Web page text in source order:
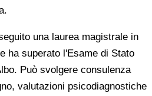
una laurea magistrale in
ha superato l'Esame di Stato
Può svolgere consulenza
valutazioni psicodiagnostiche